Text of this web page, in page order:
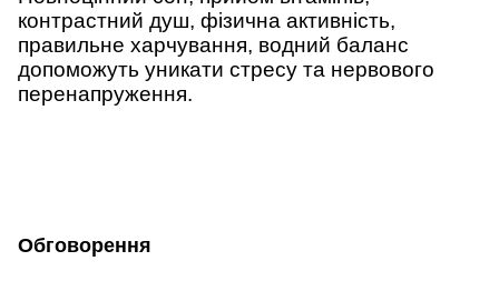
контрастний душ, фізична активність,
правильне харчування, водний баланс
допоможуть уникати стресу та нервового
перенапруження.
Обговорення